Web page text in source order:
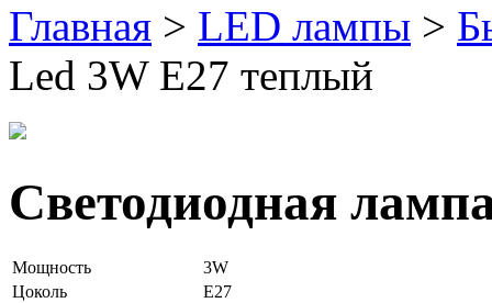
Главная > LED лампы >
Led 3W E27 теплый
Светодиодная
Мощность
3W
Цоколь
E27